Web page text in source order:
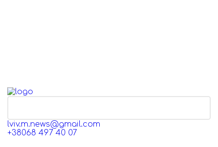
lviv.m.news@gmail.com
+38068 497 40 07